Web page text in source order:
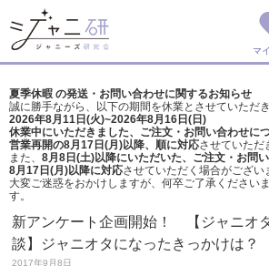
マ
夏季休暇 の発送・お問い合わせに関するお知らせ
誠に勝手ながら、以下の期間を休業とさせていただき
2026年8月11日(火)~2026年8月16日(日)
休業中にいただきました、ご注文・お問い合わせにつ
営業再開の8月17日(月)以降、順に対応させていただ
また、 8月8日(土)以降にいただいた、ご注文・ お問
8月17日(月)以降に対応させていただく場合がござい
大変ご迷惑をおかけしますが、 何卒ご了承ください
す。
新アンケート企画開始！ 【ジャニオ
談】ジャニオタになったきっかけは？
2017年9月8日